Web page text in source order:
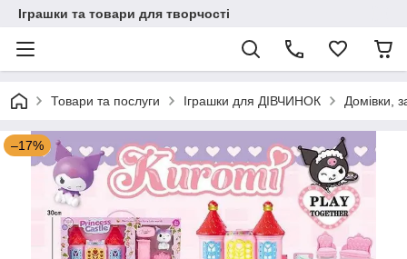
Іграшки та товари для творчості
Товари та послуги Іграшки для ДІВЧИНОК Домівки,
–17%